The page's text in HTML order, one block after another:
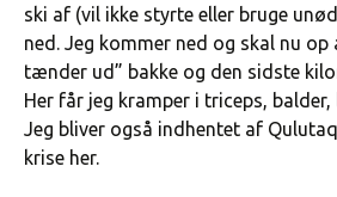
ski af (vil ikke styrte eller bruge
ned. Jeg kommer ned og skal nu
tænder ud” bakke og den sidste
Her får jeg kramper i triceps,
Jeg bliver også indhentet af
krise her.